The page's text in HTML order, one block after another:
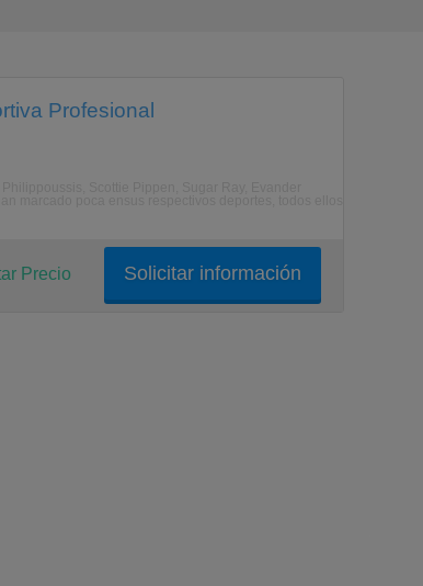
Profesional
Solicitar información
Precio